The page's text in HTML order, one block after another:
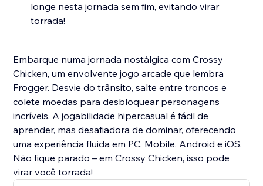
longe nesta jornada sem fim, evitando virar
torrada!
Embarque numa jornada nostálgica com Crossy
Chicken, um envolvente jogo arcade que lembra
Frogger. Desvie do trânsito, salte entre troncos e
colete moedas para desbloquear personagens
incríveis. A jogabilidade hipercasual é fácil de
aprender, mas desafiadora de dominar, oferecendo
uma experiência fluida em PC, Mobile, Android e iOS.
Não fique parado – em Crossy Chicken, isso pode
virar você torrada!